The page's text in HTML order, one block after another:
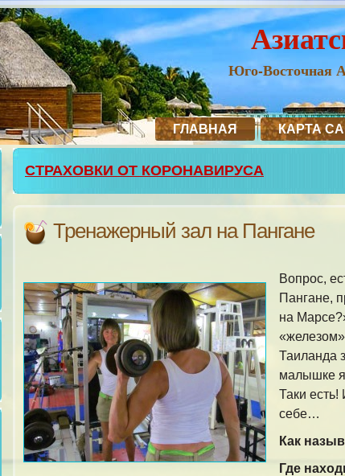
Юго-Восточная
ГЛАВНАЯ КАРТА
СТРАХОВКИ ОТ КОРОНАВИРУСА
Тренажерный зал на Пангане
Вопрос,
Пангане,
на
Таиланда
малышке я
Таки
себе…
Как
Где